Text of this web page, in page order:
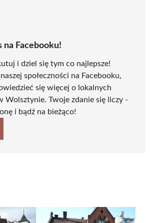
na Facebooku!
i dziel się tym co najlepsze!
społeczności na Facebooku,
się więcej o lokalnych
Wolsztynie. Twoje zdanie się liczy -
i bądź na bieżąco!